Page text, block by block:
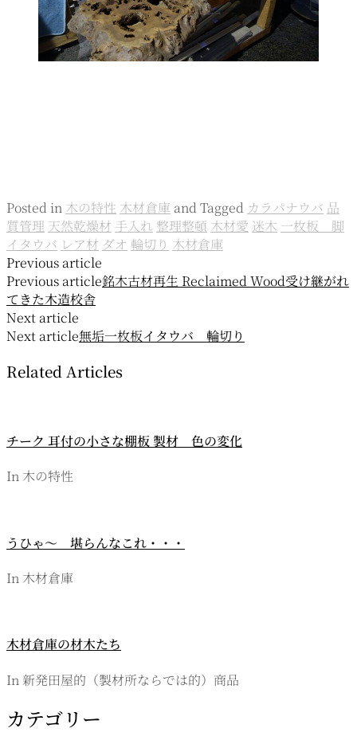
Posted in 木の特性 木材倉庫 andTagged カラパナウバ 品
質管理 天然乾燥材 手入れ 整理整頓 木材愛 迷木 一枚板 脚
イタウバ レア材 ダオ 輪切り 木材倉庫
投
稿
ナ
ビ
ゲ
シ
ン
Previous article
Previous article銘木古材再生 Reclaimed Wood受け継がれ
てきた木造校舎
Next article
Next article無垢一枚板イタウバ 輪切り
Related Articles
チーク 耳付の小さな棚板 製材 色の変化
In 木の特性
うひゃ～ 堪らんなこれ・・・
In 木材倉庫
木材倉庫の材木たち
In 新発田屋的（製材所ならでは的）商品
カテゴリー